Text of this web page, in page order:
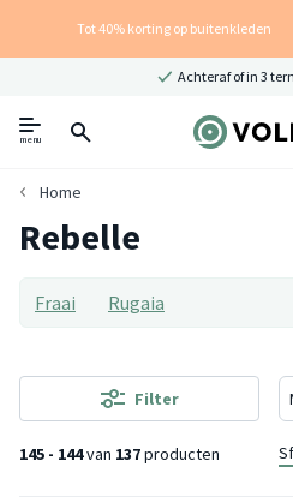
Tot 40% korting op buitenkleden
Achteraf of in 3
menu
Home
Rebelle
Fraai Rugaia
145 - 144van 137producten
Filter